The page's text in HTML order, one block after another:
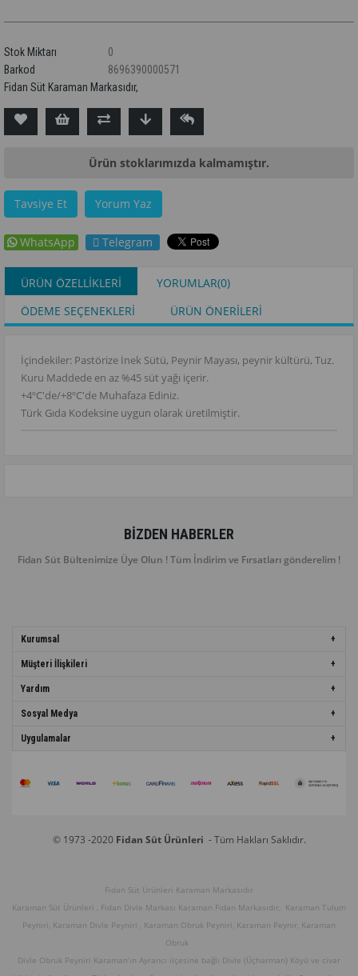
Stok Miktarı
0
Barkod
8696390000571
Fidan Süt Karaman Markasıdır,
Ürün stoklarımızda kalmamıştır.
Tavsiye Et Yorum Yaz
WhatsApp Telegram
ÜRÜN ÖZELLIKLERI YORUMLAR(0)
ÖDEME SEÇENEKLERI
ÜRÜN ÖNERILERI
İçindekiler: Pastörize İnek Sütü, Peynir Mayası, peynir kültürü, Tuz.
Kuru Maddede en az %45 süt yağı içerir.
+4ºC'de/+8ºC'de Muhafaza Ediniz.
Türk Gıda Kodeksine uygun olarak üretilmiştir.
BIZDEN HABERLER
Fidan Süt Bültenimize Üye Olun ! Tüm İndirim ve Fırsatları gönderelim !
Kurumsal
Müşteri İlişkileri
Yardım
Sosyal Medya
Uygulamalar
© 1973 -2020 Fidan Süt Ürünleri - Tüm Hakları Saklıdır.
Fidan Süt Ürünleri Karaman Markasıdır
Karaman Süt Ürünleri , Fidan Divle Markası Karaman Fidan Markasıdır, Karaman Tulum
Peyniri, Karaman Divle Peyniri , Karaman Obruk Peyniri, Karaman Peynir, Karaman
Obruk
Divle Obruk Peyniri Karaman’ın Ayrancı ilçesine bağlı Divle (Üçharman) Köyü ve civar